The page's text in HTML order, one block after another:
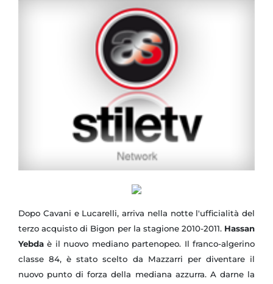
Dopo Cavani e Lucarelli, arriva nella notte l'ufficialità del
terzo acquisto di Bigon per la stagione 2010-2011. Hassan
Yebda è il nuovo mediano partenopeo. Il franco-algerino
classe 84, è stato scelto da Mazzarri per diventare il
nuovo punto di forza della mediana azzurra. A darne la